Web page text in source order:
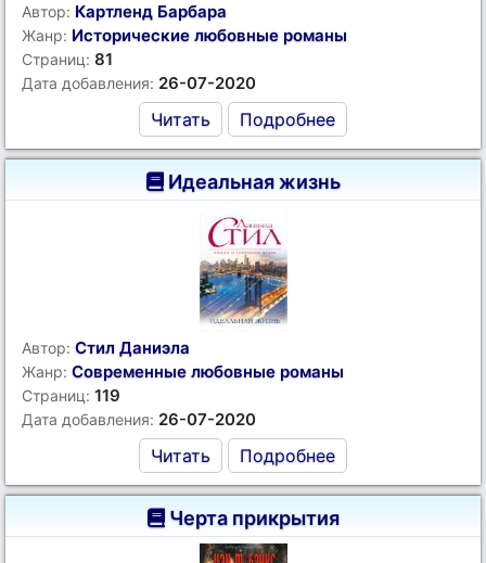
Автор: Картленд Барбара
Жанр: Исторические любовные романы
Страниц: 81
Дата добавления: 26-07-2020
Читать Подробнее
Идеальная жизнь
Автор: Стил Даниэла
Жанр: Современные любовные романы
Страниц: 119
Дата добавления: 26-07-2020
Читать Подробнее
Черта прикрытия